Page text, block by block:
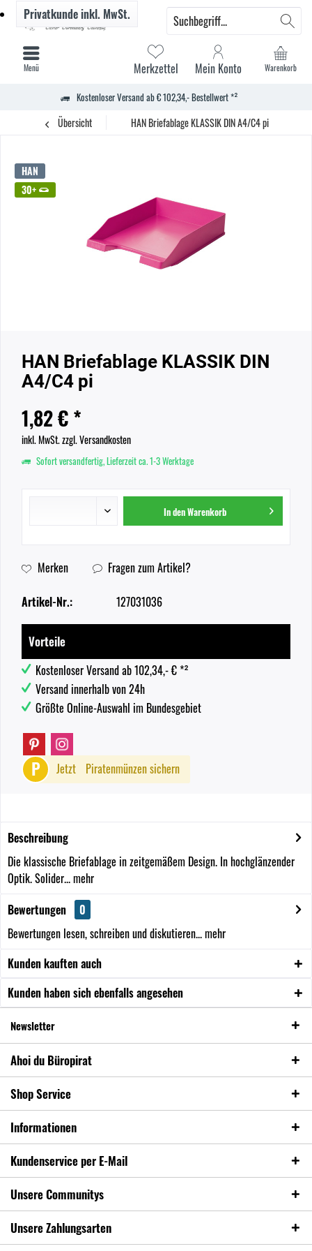
Kostenloser Versand ab € 102,34,- Bestellwert *²
Warenkorb
Merkzettel Mein Konto
Privatkundeinkl. MwSt.
Menü
Übersicht HAN Briefablage KLASSIK DIN A4/C4 pi
HAN
30+
HAN Briefablage KLASSIK DIN
A4/C4 pi
1,82 € *
inkl. MwSt.zzgl. Versandkosten
Sofort versandfertig, Lieferzeit ca. 1-3 Werktage
In denWarenkorb
Merken Fragen zum Artikel?
Artikel-Nr.: 127031036
Vorteile
Kostenloser Versand ab 102,34,- € *²
Versand innerhalb von 24h
Größte Online-Auswahl im Bundesgebiet
P Jetzt Piratenmünzen sichern
Beschreibung
Die klassische Briefablage in zeitgemäßem Design. In hochglänzender
Optik. Solider...mehr
Bewertungen
0
Bewertungen lesen, schreiben und diskutieren...mehr
Kunden kauften auch
Kunden haben sich ebenfalls angesehen
Newsletter
Ahoi du Büropirat
Shop Service
Informationen
Kundenservice per E-Mail
Unsere Communitys
Unsere Zahlungsarten